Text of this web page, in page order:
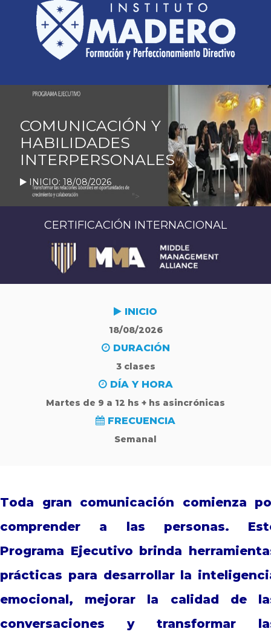
">
COMUNICACIÓN Y
HABILIDADES
INTERPERSONALES
INICIO: 18/08/2026
CERTIFICACIÓN INTERNACIONAL
INICIO
18/08/2026
DURACIÓN
3 clases
DÍA Y HORA
Martes de 9 a 12 hs + hs asincrónicas
FRECUENCIA
Semanal
Toda gran comunicación comienza por
comprender a las personas.
Programa Ejecutivo brinda
prácticas para desarrollar la
emocional, mejorar la calidad de
conversaciones y transformar